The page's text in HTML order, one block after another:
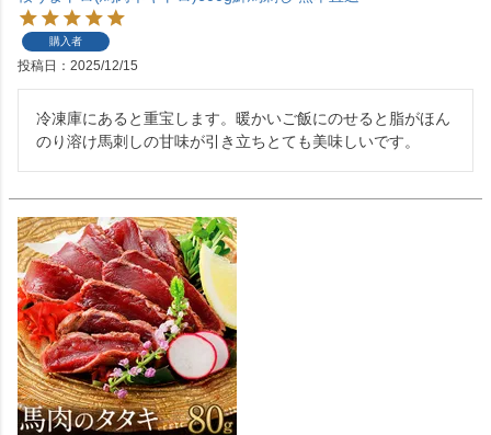
購入者
投稿日 2025/12/15
冷凍庫にあると重宝します。暖かいご飯にのせると脂がほん
のり溶け馬刺しの甘味が引き立ちとても美味しいです。